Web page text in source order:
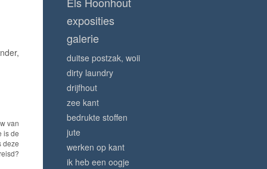
van
is de
deze
exposities
galerie
duitse postzak, woii
dirty laundry
drijfhout
zee kant
bedrukte stoffen
jute
werken op kant
ik heb een oogje